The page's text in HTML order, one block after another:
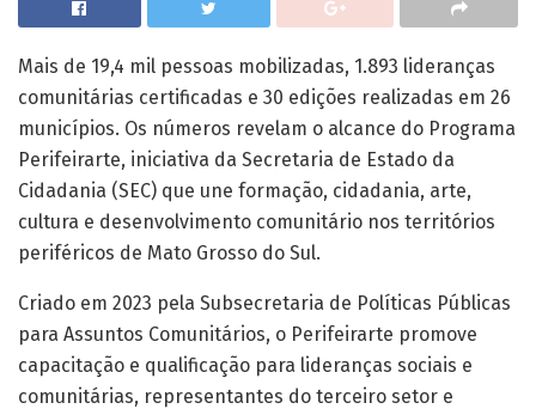
Mais de 19,4 mil pessoas mobilizadas, 1.893 lideranças
comunitárias certificadas e 30 edições realizadas em 26
municípios. Os números revelam o alcance do Programa
Perifeirarte, iniciativa da Secretaria de Estado da
Cidadania (SEC) que une formação, cidadania, arte,
cultura e desenvolvimento comunitário nos territórios
periféricos de Mato Grosso do Sul.
Criado em 2023 pela Subsecretaria de Políticas Públicas
para Assuntos Comunitários, o Perifeirarte promove
capacitação e qualificação para lideranças sociais e
comunitárias, representantes do terceiro setor e